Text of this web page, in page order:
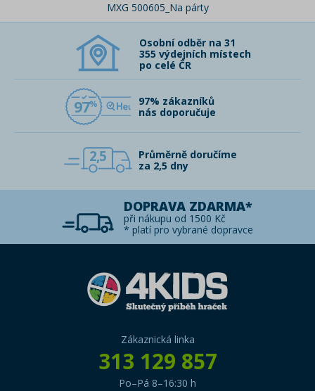
MXG 500605_Na párty
Osobní odběr na 31
355 výdejních místech
po celé ČR
97
97% zákazníků
nás doporučuje
2,5
Průměrně doručíme
za 2,5 dny
DOPRAVA ZDARMA*
při nákupu od 1500 Kč
* platí pro vybrané dopravce
Zákaznická linka
313 129 857
Po–Pá 8–16:30 h